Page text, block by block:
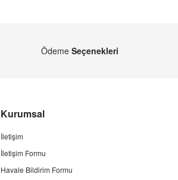
Ödeme Seçenekleri
Kurumsal
İletişim
İletişim Formu
Havale Bildirim Formu